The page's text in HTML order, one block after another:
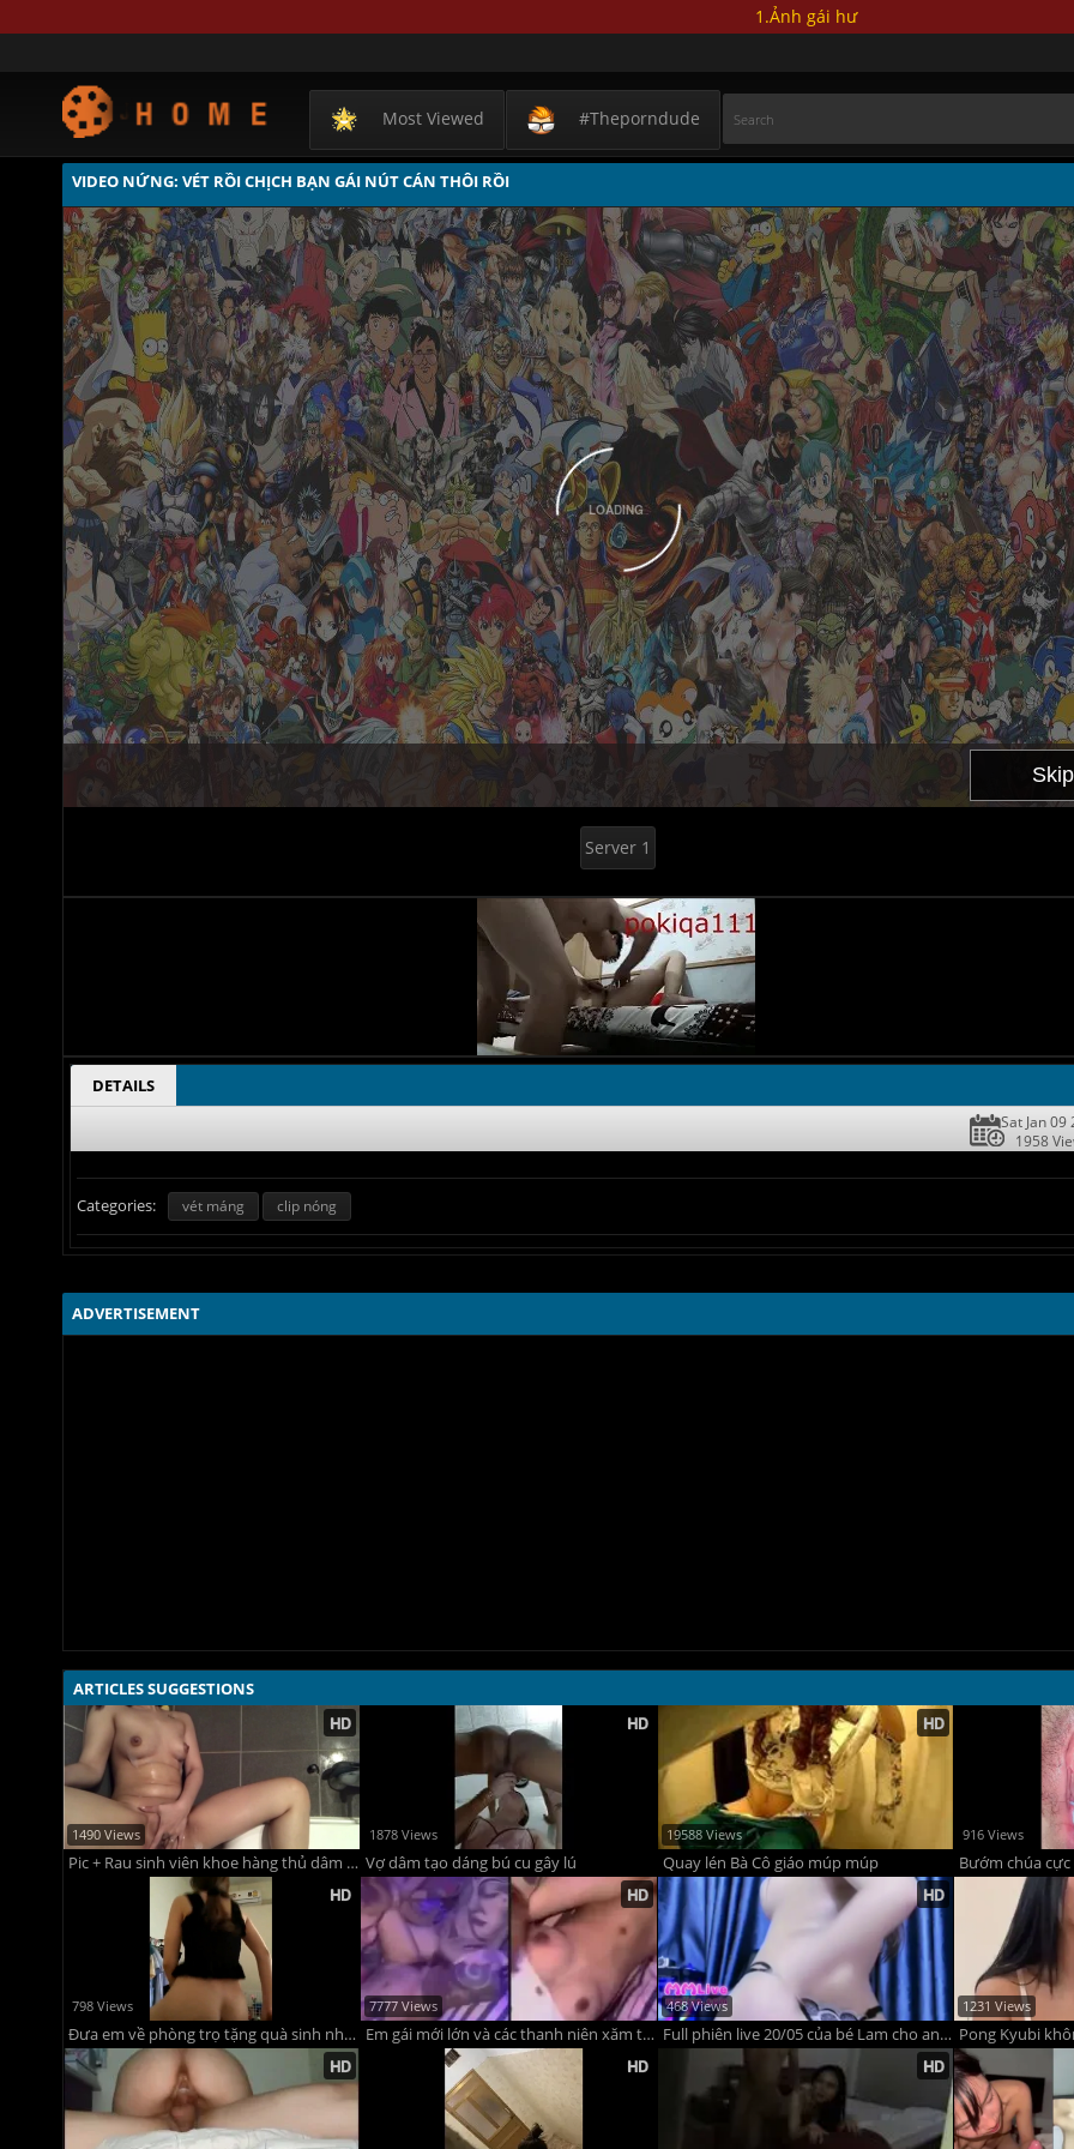
Most Viewed #theporndude
VIDEO NỨNG: VÉT RỒI CHỊCH BẠN GÁI NÚT CÁN THÔI RỒI
Server 1
DETAILS
Sat Jan 09
1958
Categories: vét máng clip nóng
1.Ảnh gái hư
ADVERTISEMENT
ARTICLES SUGGESTIONS
1490 Views
Pic + Rau sinh viên khoe hàng thủ dâm kích thích tận răng.
1878 Views
Vợ dâm tạo dáng bú cu gây lú
19588 Views
Quay lén Bà Cô giáo múp múp
916 Views
Bướm chúa
798 Views
Đưa em về phòng trọ tặng quà sinh nhật.
7777 Views
Em gái mới lớn và các thanh niên xăm trổ p1
468 Views
Full phiên live 20/05 của bé Lam cho anh em sóc lọ
1231 Views